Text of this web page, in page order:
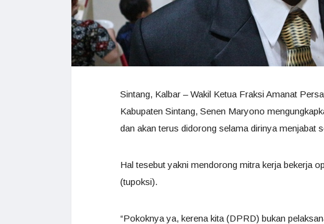
Sintang, Kalbar – Wakil Ketua Fraksi Amanat
Kabupaten Sintang, Senen Maryono
dan akan terus didorong selama dirinya menjabat
Hal tesebut yakni mendorong mitra kerja bekerja
(tupoksi).
“Pokoknya ya, kerena kita (DPRD) bukan